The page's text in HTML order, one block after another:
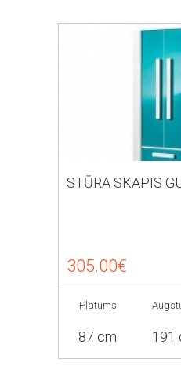
STŪRA SKAPIS
305.00€
Platums
87 cm 191